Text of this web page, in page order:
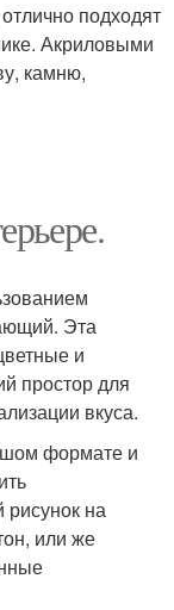
подходят
Акриловыми
камню,
Эта
и
простор для
вкуса.
формате и
рисунок на
или же